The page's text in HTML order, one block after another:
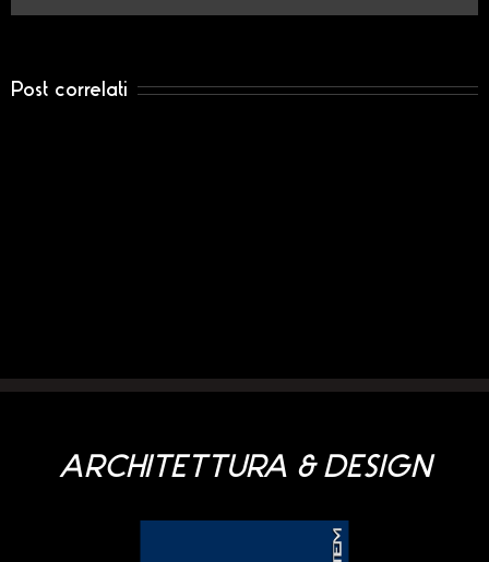
Post correlati
Privacy
ARCHITETTURA & DESIGN